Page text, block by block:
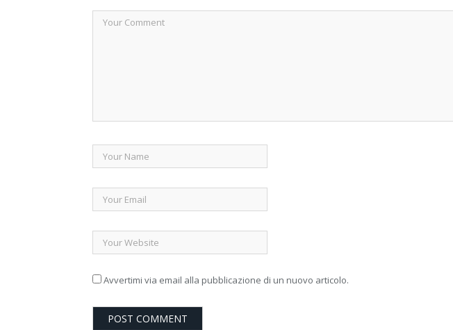
Avvertimi via email alla pubblicazione di un nuovo articolo.